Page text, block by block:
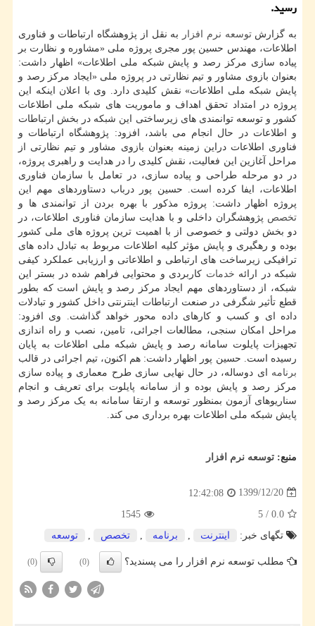
رسید.
به گزارشتوسعه نرم افزار
به نقل از پژوهشگاه ارتباطات و فناوری
اطلاعات، مهندس حسین پور مجری پروژه ملی «مشاوره و نظارت بر
پیاده سازی مرکز رصد و پایش شبکه ملی اطلاعات» اظهار داشت:
بعنوان بازوی مشاور و تیم نظارتی در پروژه ملی «ایجاد مرکز رصد و
پایش شبکه ملی اطلاعات» نقش کلیدی دارد. وی با اعلان اینکه این
پروژه در امتداد تحقق اهداف و ماموریت های شبکه ملی اطلاعات
کشور و توسعه توانمندی های زیرساختی این شبکه در بخش ارتباطات
و اطلاعات در حال انجام می باشد، افزود: پژوهشگاه ارتباطات و
فناوری اطلاعات دراین زمینه بعنوان بازوی مشاور و تیم نظارتی از
مراحل آغازین این فعالیت، نقش کلیدی را در هدایت و راهبری پروژه،
در دو مرحله طراحی و پیاده سازی، در تعامل با سازمان فناوری
اطلاعات، ایفا کرده است. حسین پور درباب دستاوردهای مهم این
پروژه اظهار داشت: پروژه مذکور با بهره بردن از توانمندی ها و
تخصص پژوهشگران داخلی و با هدایت سازمان فناوری اطلاعات، در
دو بخش دولتی و خصوصی از با اهمیت ترین پروژه های ملی کشور
بوده و رهگیری و پایش مؤثر کلیه اطلاعات مربوط به تبادل داده های
ترافیکی زیرساخت های ارتباطی و اطلاعاتی و ارزیابی عملکرد کیفی
شبکه در ارائه خدمات کاربردی و محتوایی فراهم شده در بستر این
شبکه، از دستاوردهای مهم ایجاد مرکز رصد و پایش است که بطور
قطع تأثیر شگرفی در صنعت ارتباطات اینترنتی داخل کشور و تبادلات
داده ای و کسب و کارهای داده محور خواهد گذاشت. وی افزود:
مراحل امکان سنجی، مطالعات اجرائی، تامین، نصب و راه اندازی
تجهیزات پایلوت سامانه رصد و پایش شبکه ملی اطلاعات به پایان
رسیده است. حسین پور اظهار داشت: هم اکنون، تیم اجرائی در قالب
برنامه ای دوساله، در حال نهایی سازی طرح معماری و پیاده سازی
مرکز رصد و پایش بوده و از سامانه پایلوت برای تعریف و انجام
سناریوهای آزمون بمنظور توسعه و ارتقا سامانه به یک مرکز رصد و
پایش شبکه ملی اطلاعات بهره برداری می کند.
منبع: توسعه نرم افزار
1399/12/20
12:42:08
0.0
/
5
1545
تگهای خبر:
اینترنت برنامه تخصص توسعه
مطلب توسعه نرم افزار را می پسندید؟ (0)
(0)